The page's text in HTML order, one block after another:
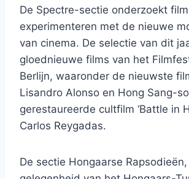
De Spectre-sectie onderzoekt
experimenteren met de nieuwe
van cinema. De selectie van dit
gloednieuwe films van het
Berlijn, waaronder de nieuwste
Lisandro Alonso en Hong Sang-
gerestaureerde cultfilm ‘Battle in
Carlos Reygadas.
De sectie Hongaarse